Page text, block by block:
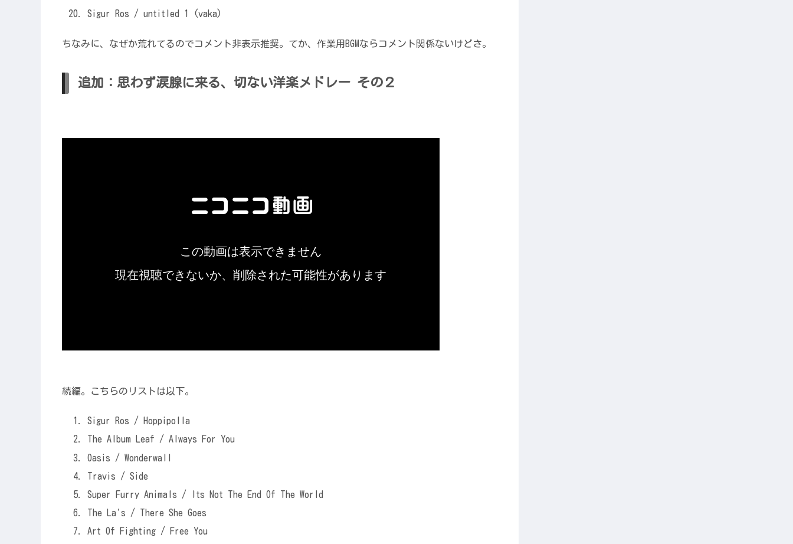
Sigur Ros / untitled 1 (vaka)
ちなみに、なぜか荒れてるのでコメント非表示推奨。てか、作業用BGMならコメント関係ないけどさ。
追加：思わず涙腺に来る、切ない洋楽メドレー その２
続編。こちらのリストは以下。
Sigur Ros / Hoppipolla
The Album Leaf / Always For You
Oasis / Wonderwall
Travis / Side
Super Furry Animals / Its Not The End Of The World
The La's / There She Goes
Art Of Fighting / Free You